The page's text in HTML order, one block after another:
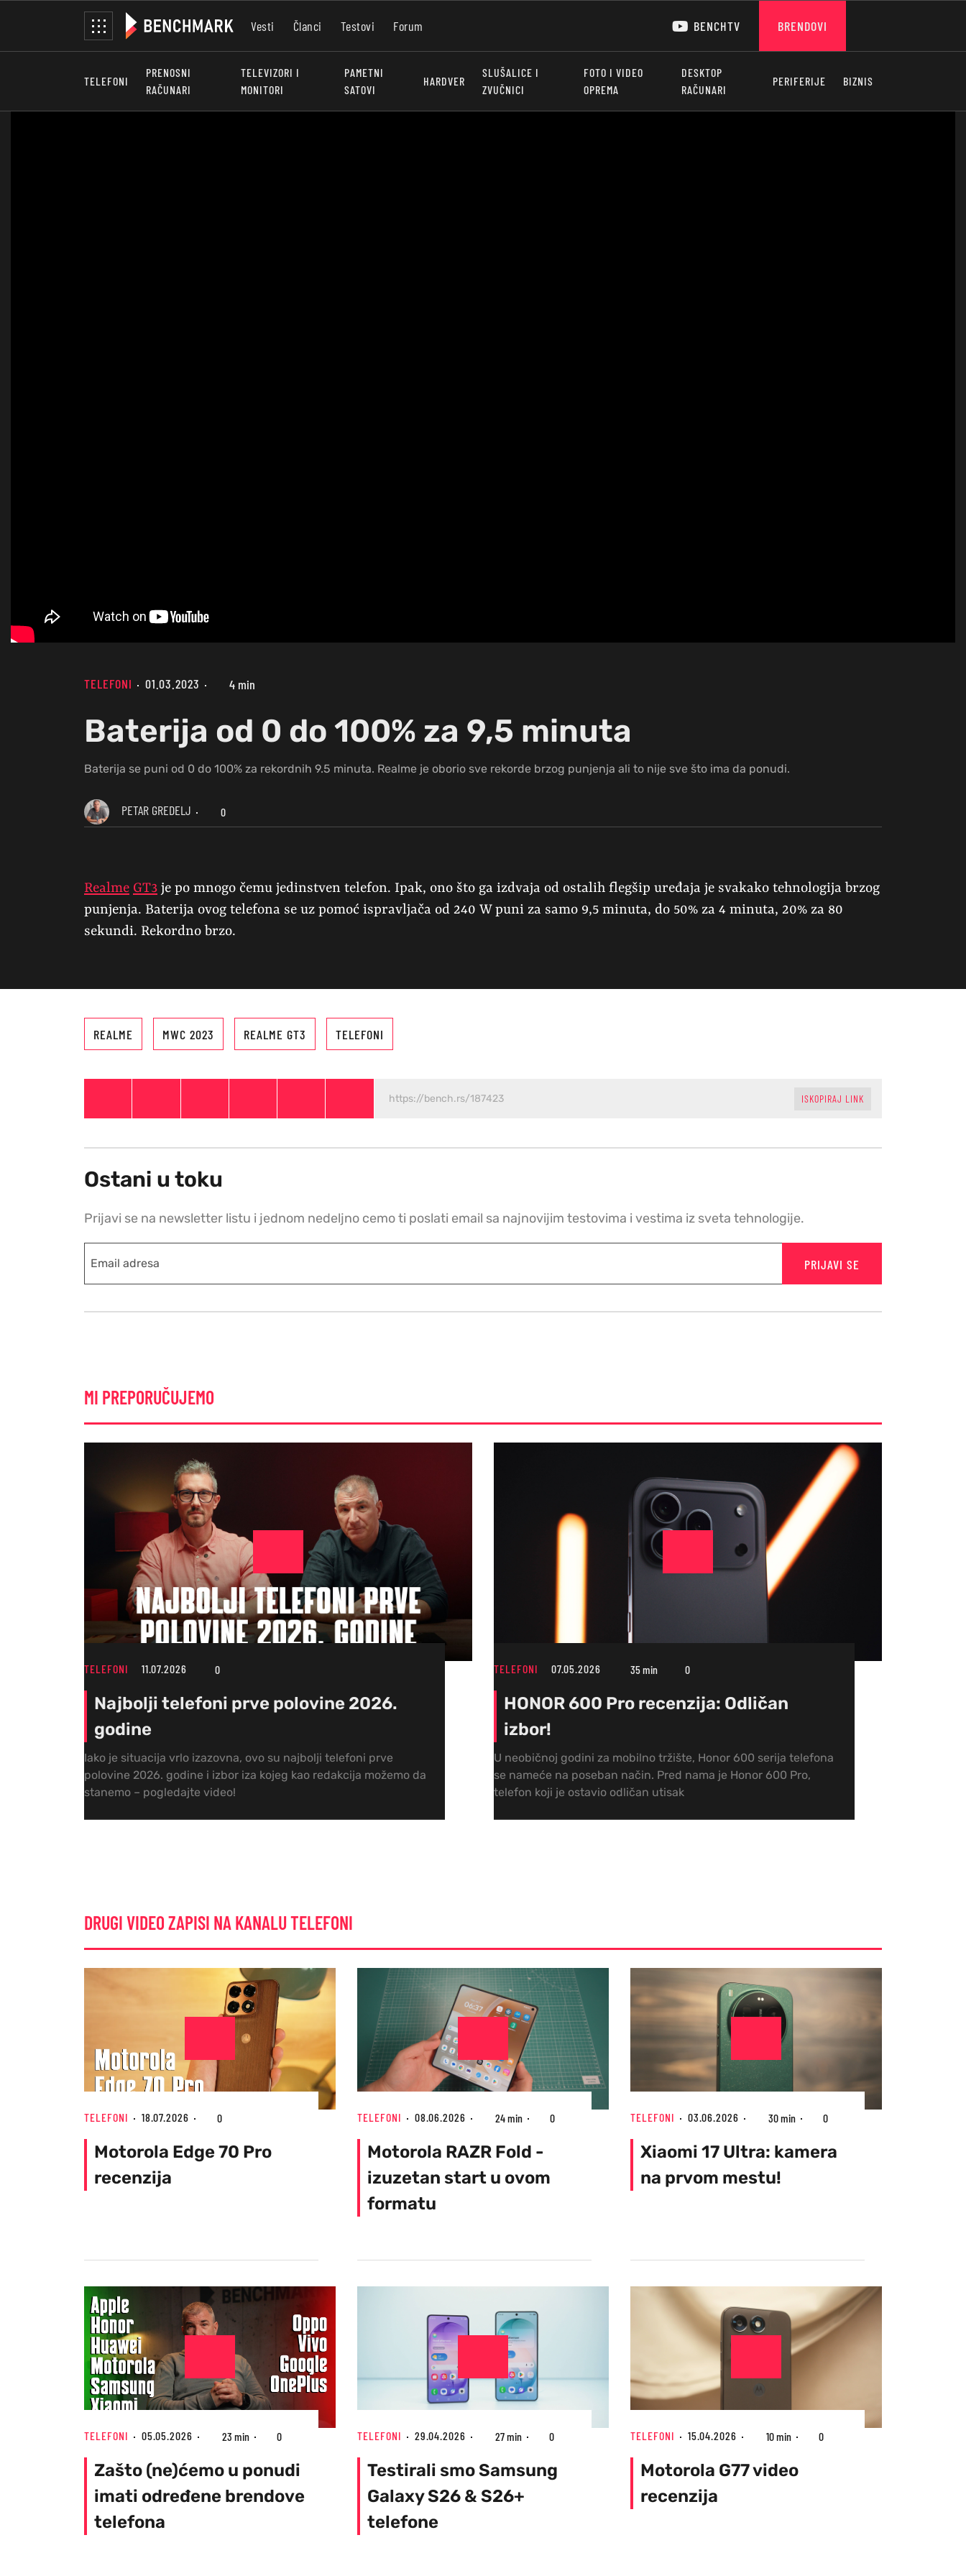
Vesti Članci Testovi Forum BENCHTV BRENDOVI
TELEFONI
PRENOSNI
RAČUNARI
TELEVIZORI I
MONITORI
PAMETNI
SATOVI
HARDVER
SLUŠALICE I
ZVUČNICI
FOTO I VIDEO
OPREMA
DESKTOP
RAČUNARI
PERIFERIJE BIZNIS
TELEFONI 01.03.2023 4 min
Baterija od 0 do 100% za 9,5 minuta
Baterija se puni od 0 do 100% za rekordnih 9.5 minuta. Realme je oborio sve rekorde brzog punjenja ali to nije sve što ima da ponudi.
PETAR GREDELJ 0
Realme GT3 je po mnogo čemu jedinstven telefon. Ipak, ono što ga izdvaja od ostalih flegšip uređaja je svakako tehnologija brzog
punjenja. Baterija ovog telefona se uz pomoć ispravljača od 240 W puni za samo 9,5 minuta, do 50% za 4 minuta, 20% za 80
sekundi. Rekordno brzo.
REALME MWC 2023 REALME GT3 TELEFONI
ISKOPIRAJ LINK
Ostani u toku
Prijavi se na newsletter listu i jednom nedeljno cemo ti poslati email sa najnovijim testovima i vestima iz sveta tehnologije.
PRIJAVI SE
MI PREPORUČUJEMO
TELEFONI 11.07.2026 0
Najbolji telefoni prve polovine 2026.
godine
Iako je situacija vrlo izazovna, ovo su najbolji telefoni prve
polovine 2026. godine i izbor iza kojeg kao redakcija možemo da
stanemo – pogledajte video!
TELEFONI 07.05.2026 35 min 0
HONOR 600 Pro recenzija: Odličan
izbor!
U neobičnoj godini za mobilno tržište, Honor 600 serija telefona
se nameće na poseban način. Pred nama je Honor 600 Pro,
telefon koji je ostavio odličan utisak
DRUGI VIDEO ZAPISI NA KANALU TELEFONI
TELEFONI 18.07.2026 0
Motorola Edge 70 Pro
recenzija
TELEFONI 08.06.2026 24 min 0
Motorola RAZR Fold -
izuzetan start u ovom
formatu
TELEFONI 03.06.2026 30 min 0
Xiaomi 17 Ultra: kamera
na prvom mestu!
TELEFONI 05.05.2026 23 min 0
Zašto (ne)ćemo u ponudi
imati određene brendove
telefona
TELEFONI 29.04.2026 27 min 0
Testirali smo Samsung
Galaxy S26 & S26+
telefone
TELEFONI 15.04.2026 10 min 0
Motorola G77 video
recenzija